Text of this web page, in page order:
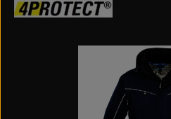
Bildergalerie überspringen